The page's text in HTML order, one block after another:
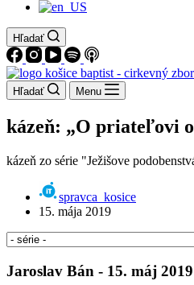
Hľadať
Hľadať Menu
kázeň: „O priateľovi
kázeň zo série "Ježišove
spravca_kosice
15. mája 2019
Jaroslav Bán - 15. máj 2019